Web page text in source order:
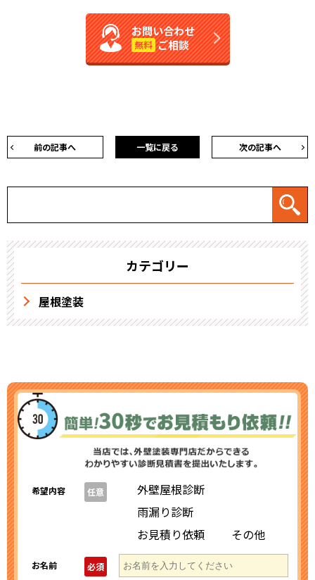
お問い合わせ
無料 ご相談
前の記事へ 次の記事へ
一覧に戻る
カテゴリー
屋根塗装
希望内容 任意
外壁屋根診断
雨漏り診断
お見積り依頼
その他
お名前 必須